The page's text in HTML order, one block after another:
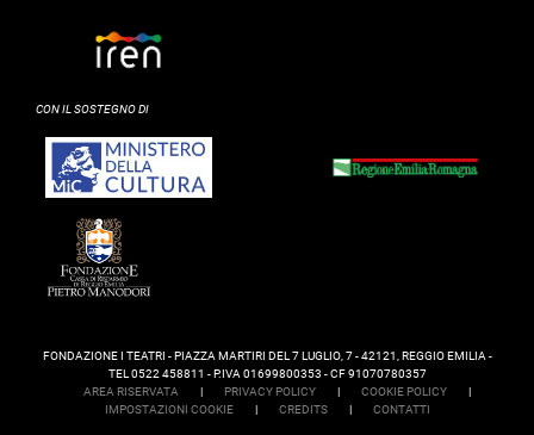
CON IL SOSTEGNO DI
FONDAZIONE I TEATRI - PIAZZA MARTIRI DEL 7 LUGLIO, 7 - 42121, REGGIO EMILIA -
TEL 0522 458811 - P.IVA 01699800353 - CF 91070780357
AREA RISERVATA
PRIVACY POLICY COOKIE POLICY
IMPOSTAZIONI COOKIE
CREDITS CONTATTI